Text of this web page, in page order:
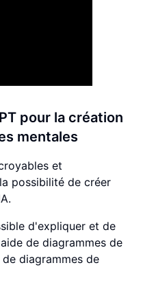
pour la création
mentales
et
possibilité de créer
d'expliquer et de
de diagrammes de
diagrammes de